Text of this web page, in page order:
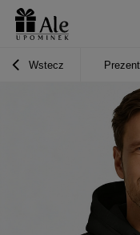
Wstecz